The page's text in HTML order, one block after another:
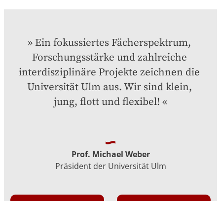
Ein fokussiertes Fächerspektrum,
Forschungsstärke und zahlreiche
interdisziplinäre Projekte zeichnen die
Universität Ulm aus. Wir sind klein,
jung, flott und flexibel!
Prof. Michael Weber
Präsident der Universität Ulm